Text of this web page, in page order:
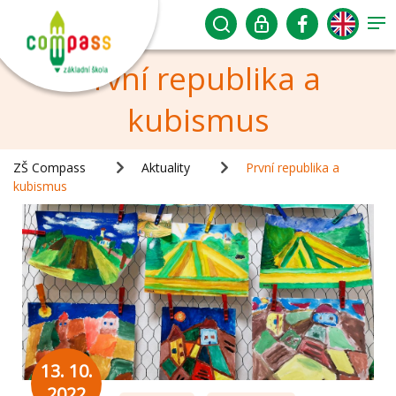
První republika a
kubismus
ZŠ Compass Aktuality
První republika a
kubismus
13. 10.